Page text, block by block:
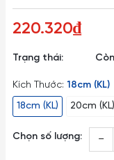
220.320₫
Trạng thái:
Kích Thước: 18cm (KL)
18cm (KL)
20cm (KL)
Chọn số lượng: –